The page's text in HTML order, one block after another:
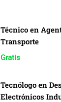
Técnico en
Transporte
Gratis
Tecnólogo en
Electrónicos